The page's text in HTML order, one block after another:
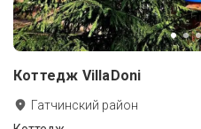
Коттедж VillaDoni
Гатчинский район